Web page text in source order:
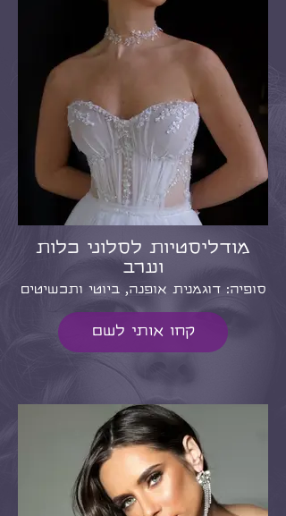
מודליסטיות לסלוני כלות
וערב
סופיה: דוגמנית אופנה, ביוטי ותכשיטים
קחו אותי לשם